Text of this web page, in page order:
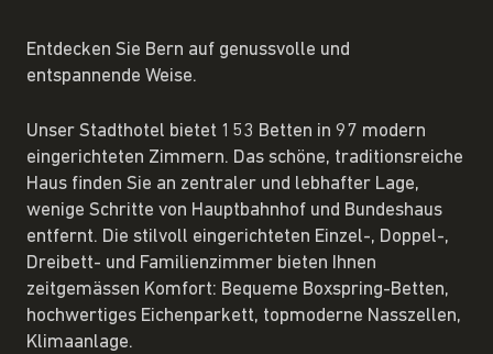
Entdecken Sie Bern auf genussvolle und
entspannende Weise.
Unser Stadthotel bietet 153 Betten in 97 modern
eingerichteten Zimmern. Das schöne, traditionsreiche
Haus finden Sie an zentraler und lebhafter Lage,
wenige Schritte von Hauptbahnhof und Bundeshaus
entfernt. Die stilvoll eingerichteten Einzel-, Doppel-,
Dreibett- und Familienzimmer bieten Ihnen
zeitgemässen Komfort: Bequeme Boxspring-Betten,
hochwertiges Eichenparkett, topmoderne Nasszellen,
Klimaanlage.